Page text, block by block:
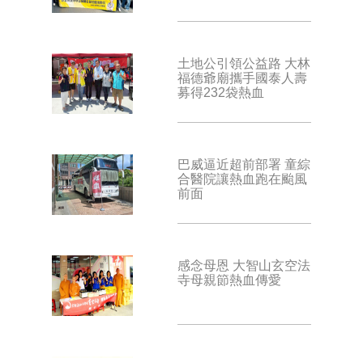
土地公引領公益路 大林
福德爺廟攜手國泰人壽
募得232袋熱血
巴威逼近超前部署 童綜
合醫院讓熱血跑在颱風
前面
感念母恩 大智山玄空法
寺母親節熱血傳愛